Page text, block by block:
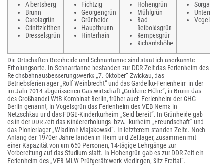
Albertsberg
Brunn
Carolagrün
Crinitzleithen
Dresselsgrün
Fichtzig
Georgengrün
Grünheide
Hauptbrunn
Hinterhain
Hohengrün
Mühlgrün
Bad
Reiboldsgrün
Rempesgrün
Richardshöhe
Sorga
Die Ortschaften Beerheide und Schnarrtanne sind staatlich anerkannte
Erholungsorte. In Schnarrtanne bestanden zur DDR-Zeit das Ferienheim des
Reichsbahnausbesserungswerks „7. Oktober“ Zwickau, das
Betriebsferienlager „Rolf Weinbrecht“ und das Gardelko-Ferienheim in der
im Jahr 2014 abgerissenen Gastwirtschaft „Goldene Höhe“, in Brunn das
des Großhandel WtB Kombinat Berlin, früher auch Ferienheim der GHG
Berlin genannt, in Vogelsgrün das Ferienheim des VEB Nema in
Netzschkau und das FDGB-Kinderkurheim „Seid bereit“. In Grünheide gab
es in der DDR-Zeit das Kindererholungs- bzw. -kurheim „Freundschaft“ und
das Pionierlager „Wladimir Majakowski“. In letzterem standen Zelte. Noch
Anfang der 1970er Jahre fanden in Heim und Zeltlager, zusammen mit
einer Kapazität von um 650 Personen, 14-tägige Lehrgänge zur
Vorbereitung auf das Studium statt. In Hohengrün gab es zur DDR-Zeit ein
Ferienheim des „VEB MLW Prüfgerätewerk Medingen, Sitz Freital“.